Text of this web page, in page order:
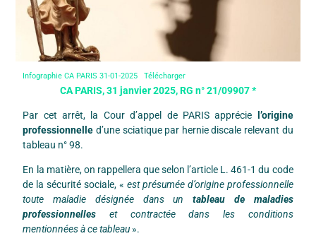
Infographie CA PARIS 31-01-2025 Télécharger
CA PARIS, 31 janvier 2025, RG n° 21/09907 *
Par cet arrêt, la Cour d’appel de PARIS apprécie
l’origine
professionnelle d’une sciatique par hernie discale relevant du
tableau n° 98.
En la matière, on rappellera que selon l’article L. 461-1 du code
de la sécurité sociale, « est présumée d’origine professionnelle
toute maladie désignée dans untableau de maladies
professionnelles et contractée dans les conditions
mentionnées à ce tableau ».